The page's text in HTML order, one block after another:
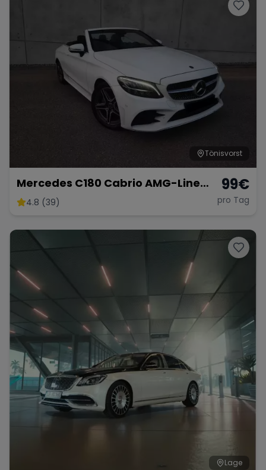
Tönisvorst
Mercedes C180 Cabrio AMG-Line
Sport
4.8 (39)
99€
pro Tag
Lage